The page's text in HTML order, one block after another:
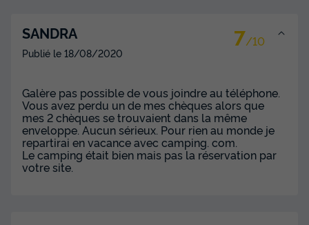
SANDRA 7/10
Publié le 18/08/2020
Galère pas possible de vous joindre au téléphone.
Vous avez perdu un de mes chèques alors que
mes 2 chèques se trouvaient dans la même
enveloppe. Aucun sérieux. Pour rien au monde je
repartirai en vacance avec camping. com.
Le camping était bien mais pas la réservation par
votre site.